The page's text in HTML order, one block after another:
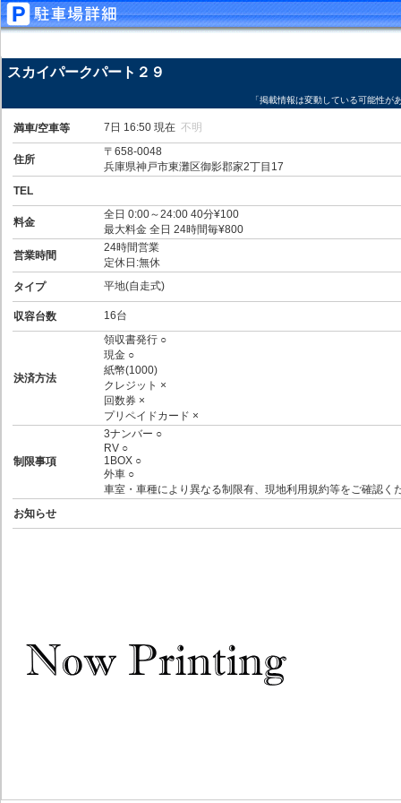
スカイパークパート２９
「掲載情報は変動している可能性が
満車/空車等 7日 16:50 現在 不明
住所
〒658-0048
兵庫県神戸市東灘区御影郡家2丁目17
TEL
料金
全日 0:00～24:00 40分¥100
最大料金 全日 24時間毎¥800
営業時間
24時間営業
定休日:無休
タイプ
平地(自走式)
収容台数 16台
決済方法
領収書発行 ○
現金 ○
紙幣(1000)
クレジット ×
回数券 ×
プリペイドカード ×
制限事項
3ナンバー ○
RV ○
1BOX ○
外車 ○
車室・車種により異なる制限有、現地利用規約等をご確認く
お知らせ